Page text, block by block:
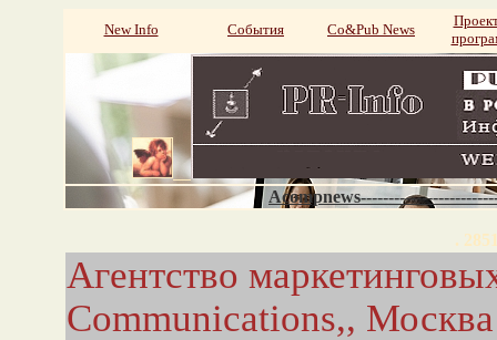
New Info События Со&Pub News
.
Агентство
Communications,, Москва